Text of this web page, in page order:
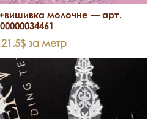
молочне — арт.
21.5$ за метр